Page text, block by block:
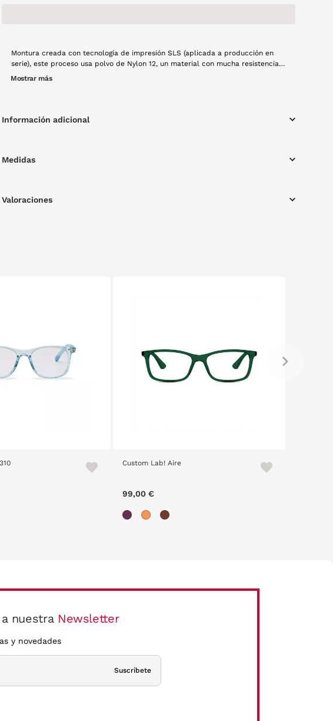
Montura creada con tecnología de impresión SLS (aplicada a producción en
serie), este proceso usa polvo de Nylon 12, un material con mucha resistencia,
estabilidad dimensional y buen comportamiento frente al uso continuad. Esta
con mucho cariño y usando tecnología 100% española y producción local.
Mostrar más
Información adicional
Medidas
Valoraciones
Custom Lab! Aire
99,00 €
nuestra Newsletter
y novedades
Suscríbete